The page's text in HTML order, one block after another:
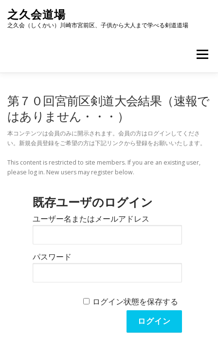
キ
之久会道場
之久会（しくかい）川崎市宮前区、子供から大人まで学べる剣道道場
メニュー
第７０回宮前区剣道大会結果（速報で
はありません・・・）
本コンテンツは会員のみに開示されます。会員の方はログインしてくださ
い。新規会員登録をご希望の方は下記リンクから登録をお願いいたします。
This content is restricted to site members. If you are an existing user,
please log in. New users may register below.
既存ユーザのログイン
ユーザー名またはメールアドレス
パスワード
ログイン状態を保存する